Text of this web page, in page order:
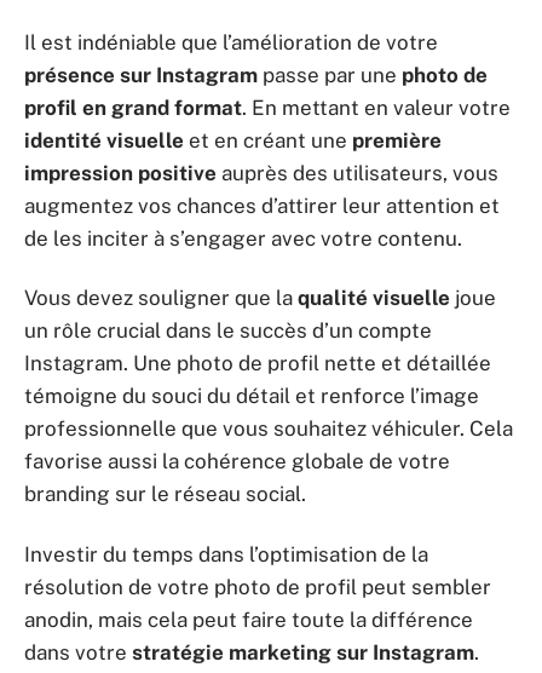
Il est indéniable que l’amélioration de votre
présence sur Instagram passe par une photo de
profil en grand format. En mettant en valeur votre
identité visuelle et en créant une première
impression positive auprès des utilisateurs, vous
augmentez vos chances d’attirer leur attention et
de les inciter à s’engager avec votre contenu.
Vous devez souligner que la qualité visuelle joue
un rôle crucial dans le succès d’un compte
Instagram. Une photo de profil nette et détaillée
témoigne du souci du détail et renforce l’image
professionnelle que vous souhaitez véhiculer. Cela
favorise aussi la cohérence globale de votre
branding sur le réseau social.
Investir du temps dans l’optimisation de la
résolution de votre photo de profil peut sembler
anodin, mais cela peut faire toute la différence
dans votre stratégie marketing sur Instagram.